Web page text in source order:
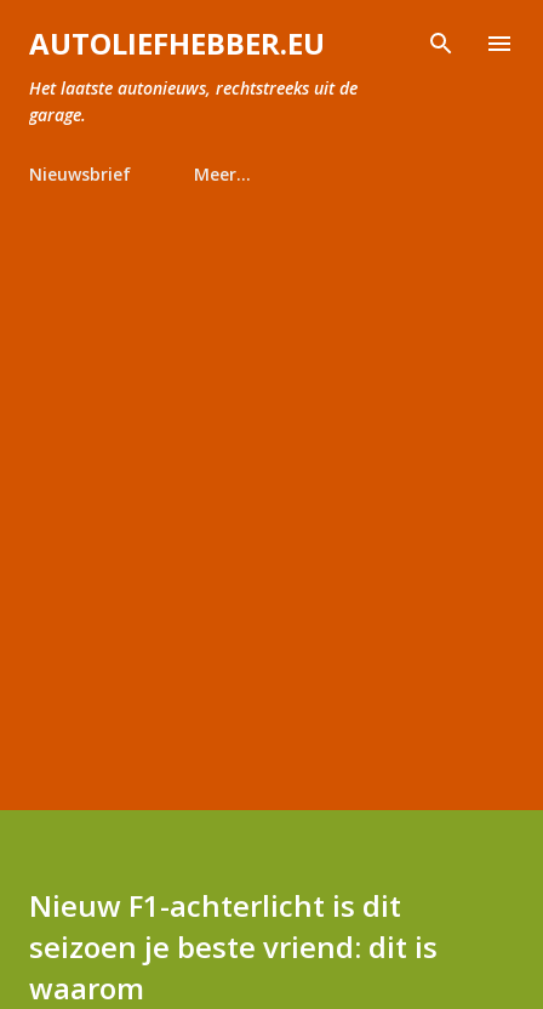
Doorgaan naar hoofdcontent
AUTOLIEFHEBBER.EU
Het laatste autonieuws, rechtstreeks uit de
garage.
Nieuwsbrief Meer…
Nieuw F1-achterlicht is dit
seizoen je beste vriend: dit is
waarom